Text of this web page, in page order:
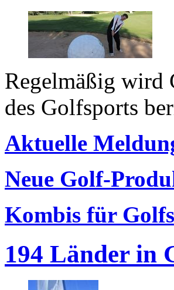
Regelmäßig wird
des Golfsports
Aktuelle
Neue Golf-
Kombis für
194 Länder in